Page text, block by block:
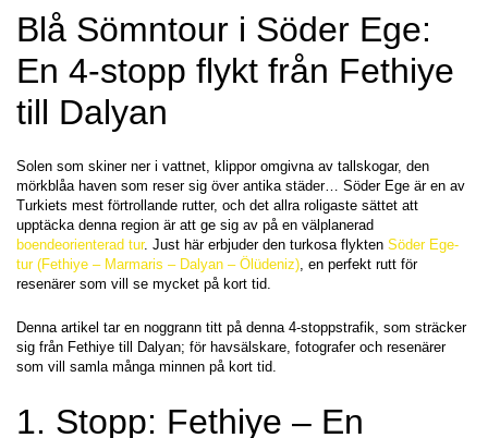
Blå Sömntour i Söder Ege:
En 4-stopp flykt från Fethiye
till Dalyan
Solen som skiner ner i vattnet, klippor omgivna av tallskogar, den
mörkblåa haven som reser sig över antika städer… Söder Ege är en av
Turkiets mest förtrollande rutter, och det allra roligaste sättet att
boendeorienterad tur. Just här erbjuder den turkosa flykten Söder Ege-
tur (Fethiye – Marmaris – Dalyan – Ölüdeniz), en perfekt rutt för
resenärer som vill se mycket på kort tid.
Denna artikel tar en noggrann titt på denna 4-stoppstrafik, som sträcker
sig från Fethiye till Dalyan; för havsälskare, fotografer och resenärer
som vill samla många minnen på kort tid.
1. Stopp: Fethiye – En